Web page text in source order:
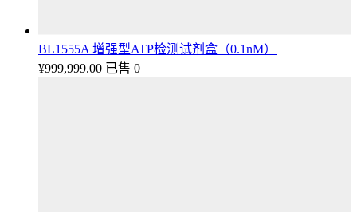
BL1555A 增强型ATP检测试剂盒（0.1nM）
¥999,999.00 已售 0